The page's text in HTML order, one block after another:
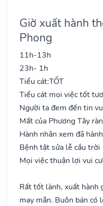
Giờ xuất hành
Phong
11h-13h
23h- 1h
Tiểu cát:TỐT
Tiểu cát mọi việc tốt
Người ta đem đến tin
Mất của Phương Tây
Hành nhân xem đã
Bệnh tật sửa lễ cầu trời
Mọi việc thuận lợi vui
Rất tốt lành, xuất hành
may mắn. Buôn bán có